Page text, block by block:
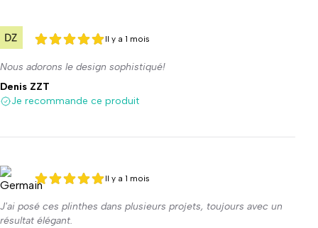
5 sur 5
5 sur 5
Il y a 1 mois
Nous adorons le design sophistiqué!
Denis ZZT
Je recommande ce produit
5 sur 5
5 sur 5
Il y a 1 mois
J'ai posé ces plinthes dans plusieurs projets, toujours avec un
résultat élégant.